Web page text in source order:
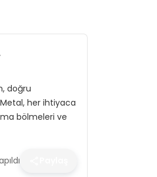
doğru
Metal, her ihtiyaca
bölmeleri ve